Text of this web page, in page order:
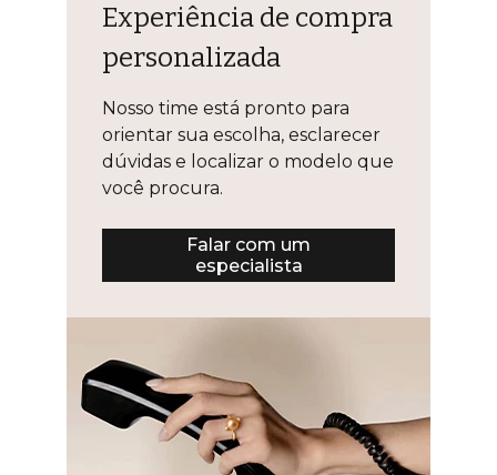
Experiência de compra
personalizada
Nosso time está pronto para
orientar sua escolha, esclarecer
dúvidas e localizar o modelo que
você procura.
Falar com um
especialista